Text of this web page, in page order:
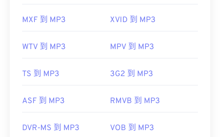
MXF 到 MP3 XVID 到 MP3
WTV 到 MP3 MPV 到 MP3
TS 到 MP3 3G2 到 MP3
ASF 到 MP3 RMVB 到 MP3
DVR-MS 到 MP3 VOB 到 MP3